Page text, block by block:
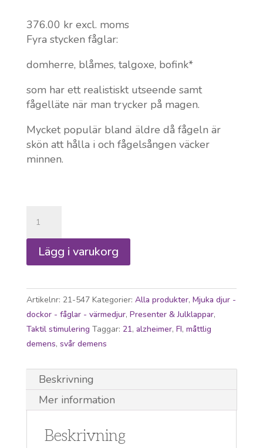
376.00 krexcl. moms
Fyra stycken fåglar:
domherre, blåmes, talgoxe, bofink*
som har ett realistiskt utseende samt
fågelläte när man trycker på magen.
Mycket populär bland äldre då fågeln är
skön att hålla i och fågelsången väcker
minnen.
fåglar
i
mängd
Lägg i varukorg
Artikelnr: 21-547 Kategorier: Alla produkter, Mjuka djur -
dockor - fåglar - värmedjur, Presenter & Julklappar,
Taktil stimulering Taggar: 21, alzheimer, FI, måttlig
demens, svår demens
Beskrivning
Mer information
Beskrivning